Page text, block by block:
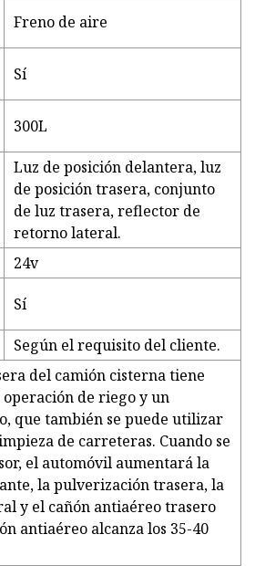
Freno de aire
Sí
300L
Luz de posición delantera, luz
de posición trasera, conjunto
de luz trasera, reflector de
retorno lateral.
24v
Sí
Según el requisito del cliente.
del camión cisterna tiene
de riego y un
que también se puede utilizar
de carreteras. Cuando se
el automóvil aumentará la
la pulverización trasera, la
y el cañón antiaéreo trasero
antiaéreo alcanza los 35-40